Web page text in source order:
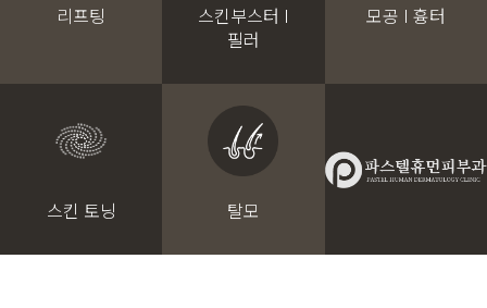
리프팅
스킨부스터 I
필러
모공 I 흉터
스킨 토닝 탈모